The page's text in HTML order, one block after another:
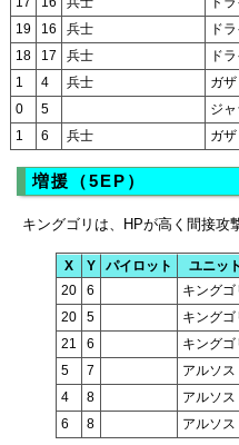
19
16 兵士 ド
18
17 兵士 ド
1
4 兵士 ガザ
0
5 ジ
1
6 兵士 ガザ
増援（5EP）
キングゴリは、HPが高く間接攻
X Y パイロット ユニット
20
6 キングゴ
20
5 キングゴ
21
6 キングゴ
5
7 アルソス
4
8 アルソス
6
8 アルソス